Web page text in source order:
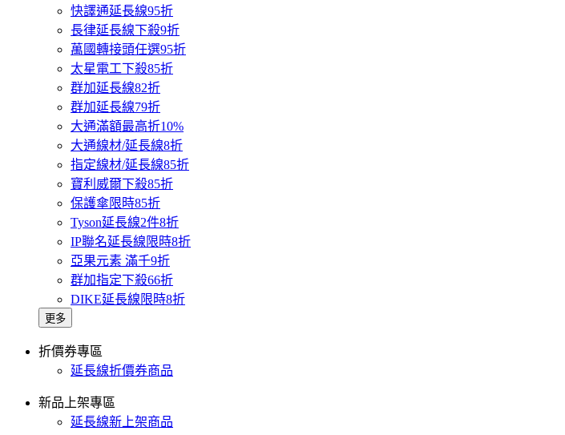
快譯通延長線95折
長律延長線下殺9折
萬國轉接頭任選95折
太星電工下殺85折
群加延長線82折
群加延長線79折
大通滿額最高折10%
大通線材/延長線8折
指定線材/延長線85折
寶利威爾下殺85折
保護傘限時85折
Tyson延長線2件8折
IP聯名延長線限時8折
亞果元素 滿千9折
群加指定下殺66折
DIKE延長線限時8折
更多
折價券專區
延長線折價券商品
新品上架專區
延長線新上架商品